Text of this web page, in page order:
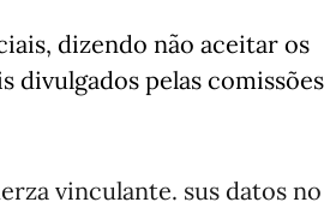
dizendo não aceitar os
divulgados pelas comissões
vinculante. sus datos no